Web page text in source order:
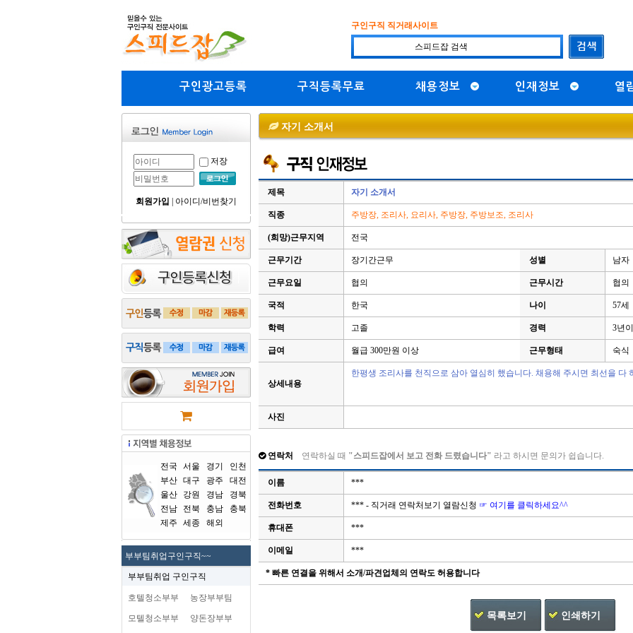
구인구직 직거래사이트
구인광고등록 구직등록무료 채용정보 인재정보 열
저장
회원가입 아이디/비번찾기
전국 서울 경기
인천
부산 대구 광주
대전
울산
강원 경남
경북
전남
전북 충남
충북
제주
세종 해외
부부팀취업구인구직~~
부부팀취업 구인구직
호텔청소부부 농장부부팀
모텔청소부부 양돈장부부
자기 소개서
제목 자기 소개서
직종 주방장, 조리사, 요리사, 주방장, 주방보조, 조리사
(희망)근무지역 전국
근무기간 장기간근무 성별 남자
근무요일 협의 근무시간 협의
국적 한국 나이 57세
학력 고졸 경력 3년
급여 월급 300만원 이상 근무형태 숙식
상세내용
한평생 조리사를 천직으로 삼아 열심히 했습니다. 채용해 주시면 최선을 다
사진
연락처 연락하실 때 "스피드잡에서 보고 전화 드렸습니다" 라고 하시면 문의가 쉽습니다.
이름 ***
전화번호 *** - 직거래 연락처보기 열람신청 ☞ 여기를 클릭하세요^^
휴대폰 ***
이메일 ***
* 빠른 연결을 위해서 소개/파견업체의 연락도 허용합니다
목록보기 인쇄하기